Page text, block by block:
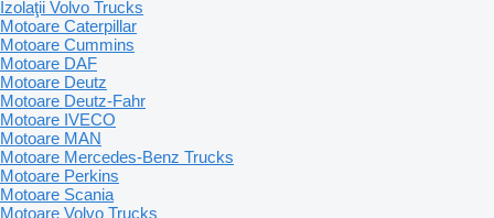
Izolaţii Volvo Trucks
Motoare Caterpillar
Motoare Cummins
Motoare DAF
Motoare Deutz
Motoare Deutz-Fahr
Motoare IVECO
Motoare MAN
Motoare Mercedes-Benz Trucks
Motoare Perkins
Motoare Scania
Motoare Volvo Trucks